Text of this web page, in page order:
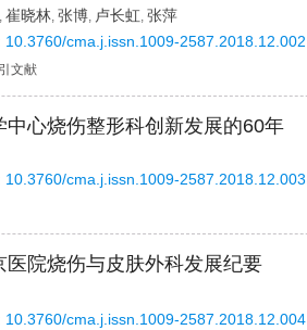
, 崔晓林, 张博, 卢长虹, 张萍
10.3760/cma.j.issn.1009-2587.2018.12.002
文献
心烧伤整形科创新发展的60年
10.3760/cma.j.issn.1009-2587.2018.12.003
院烧伤与皮肤外科发展纪要
10.3760/cma.j.issn.1009-2587.2018.12.004